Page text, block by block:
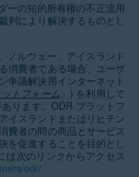
ーの知的所有権の不正流用
判により解決するものとし
ノルウェー、アイスランド
消費者である場合、ユーザ
争議解決用インターネット
トフォーム 」) を利用して
ります。ODR プラットフ
イスランドまたはリヒテン
費者の間の商品とサービス
を促進することを目的とし
は次のリンクからアクセス
odr/.